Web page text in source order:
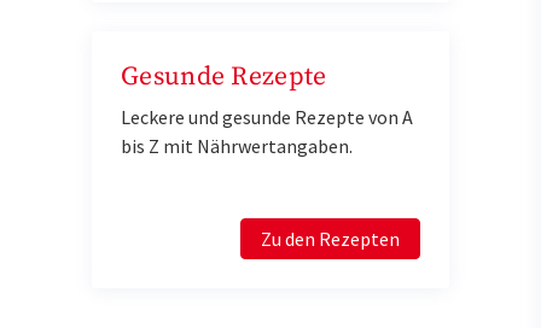
Gesunde Rezepte
Leckere und gesunde Rezepte von A
bis Z mit Nährwertangaben.
Zu den Rezepten